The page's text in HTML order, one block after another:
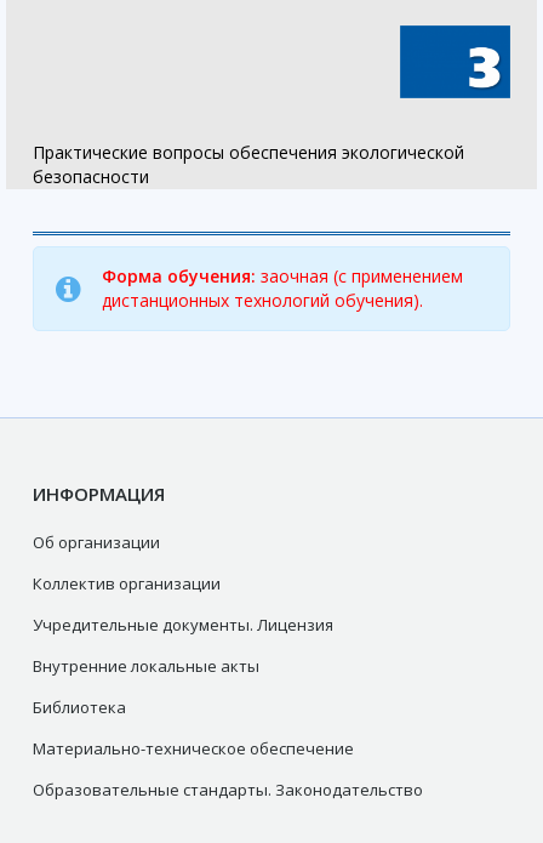
Практические вопросы обеспечения экологической
безопасности
Форма обучения: заочная (с применением
дистанционных технологий обучения).
ИНФОРМАЦИЯ
Об организации
Коллектив организации
Учредительные документы. Лицензия
Внутренние локальные акты
Библиотека
Материально-техническое обеспечение
Образовательные стандарты. Законодательство